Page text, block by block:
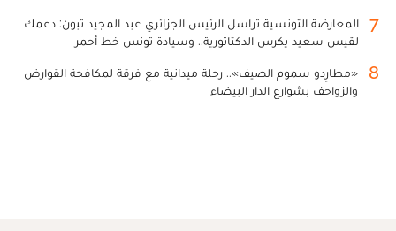
7
المعارضة التونسية تراسل الرئيس الجزائري عبد المجيد تبون: دعمك
لقيس سعيد يكرس الدكتاتورية.. وسيادة تونس خط أحمر
8
«مطارِدو سموم الصيف».. رحلة ميدانية مع فرقة لمكافحة القوارض
والزواحف بشوارع الدار البيضاء